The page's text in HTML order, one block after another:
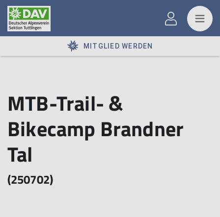
MITGLIED WERDEN
MTB-Trail- &
Bikecamp Brandner
Tal
(250702)